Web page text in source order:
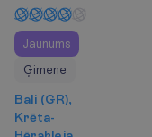
Jaunums
Ģimene
Bali (GR),
Krēta-